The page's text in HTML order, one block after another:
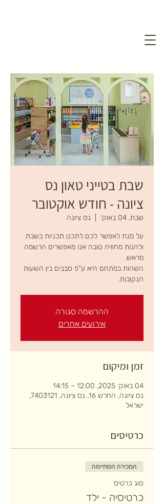
שבת בטייני טאון נס
ציונה - חודש אוקטובר
שבת, 04 באוק׳ נס ציונה
על מנת לאפשר לכם לתכנן תכניות בשבת
ולהנות מחוויה טובה אנו מאפשרים הרשמה
השהות במתחם היא ע"פ סבבים בין השעות
הנקובות.
ההרשמה סגורה
אירועים אחרים
זמן ומיקום
04 באוק׳ 2025, 12:00 – 14:15
נס ציונה, החרש 16, נס ציונה, 7403121,
ישראל
כרטיסים
המכירה הסתיימה
סוג כרטיס
כרטיסיה - ילד